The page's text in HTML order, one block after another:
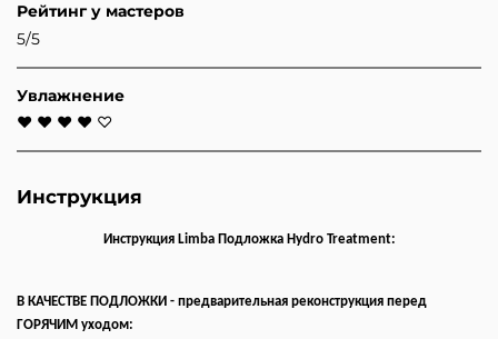
Рейтинг у мастеров
5/5
Увлажнение
♥ ♥ ♥ ♥ ♡
Инструкция
Инструкция Limba Подложка Hydro Treatment:
В КАЧЕСТВЕ ПОДЛОЖКИ - предварительная реконструкция перед
ГОРЯЧИМ уходом: